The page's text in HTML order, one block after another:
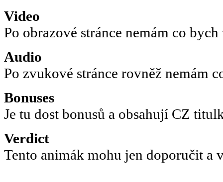
Video
Po obrazové stránce nemám co
Audio
Po zvukové stránce rovněž nemám
Bonuses
Je tu dost bonusů a obsahují CZ
Verdict
Tento animák mohu jen doporučit a